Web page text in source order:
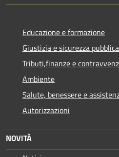
Educazione e formazione
Giustizia e sicurezza pubblica
Tributi,finanze e
Ambiente
Salute, benessere e
Autorizzazioni
NOVITÀ